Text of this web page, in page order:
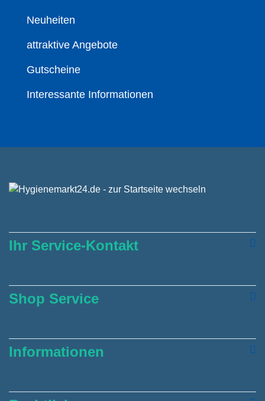
Neuheiten
attraktive Angebote
Gutscheine
Interessante Informationen
Ihr Service-Kontakt
Shop Service
Informationen